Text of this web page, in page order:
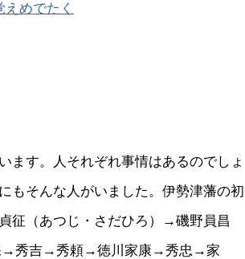
めでたく
ます。人それぞれ事情はあるのでしょ
もそんな人がいました。伊勢津藩の初
征（あつじ・さだひろ）→磯野員昌
→秀吉→秀頼→徳川家康→秀忠→家